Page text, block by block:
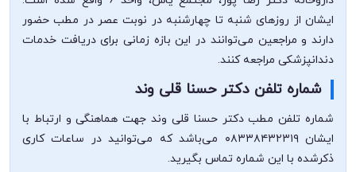
ایشان از روزهای شنبه تا چهارشنبه در نوبت عصر در مطب حضور
دارند و مراجعین می‌توانند در این بازه زمانی برای دریافت خدمات
دندانپزشکی مراجعه کنند.
شماره تلفن دکتر حسنا قلی وند
شماره تلفن مطب دکتر حسنا قلی وند جهت هماهنگی و ارتباط با
ایشان ۰۸۳۳۸۴۳۲۳۱۹ می‌باشد که می‌توانید در ساعات کاری
ذکرشده با این شماره تماس بگیرید.